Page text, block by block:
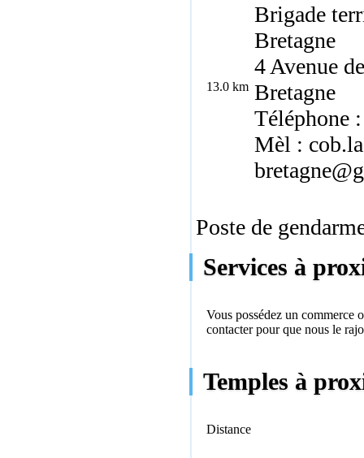
13.0 km
Brigade
Bretagne
4 Avenue
Bretagne
Téléphone
Mèl :
Poste de
Services à
Vous possédez un commerce
contacterpour que nous le
Temples à
Distance